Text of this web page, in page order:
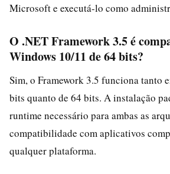
Microsoft e executá-lo como
O .NET Framework 3.5 é
Windows 10/11 de 64 bits?
Sim, o Framework 3.5 funciona tanto
bits quanto de 64 bits. A instalação
runtime necessário para ambas as
compatibilidade com aplicativos
qualquer plataforma.